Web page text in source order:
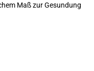
Maß zur Gesundung